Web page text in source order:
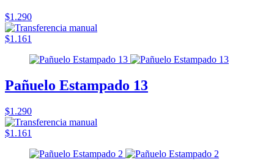
$1.290
$1.161
Pañuelo Estampado 13
$1.290
$1.161